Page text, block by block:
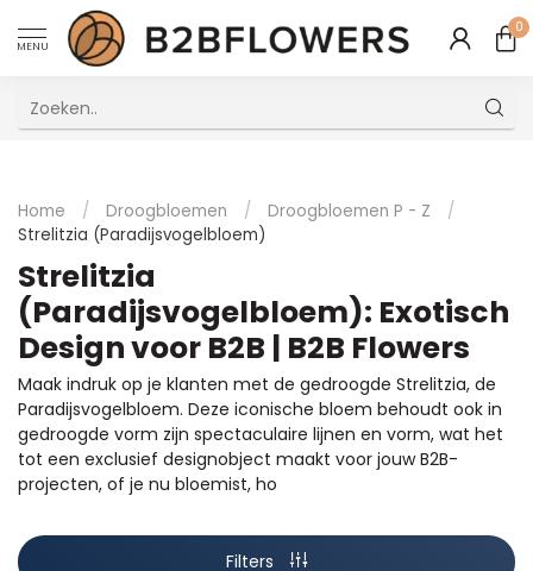
MENU
0
Home / Droogbloemen / Droogbloemen P - Z
/
Strelitzia (Paradijsvogelbloem)
Strelitzia
(Paradijsvogelbloem): Exotisch
Design voor B2B | B2B Flowers
Maak indruk op je klanten met de gedroogde Strelitzia, de
Paradijsvogelbloem. Deze iconische bloem behoudt ook in
gedroogde vorm zijn spectaculaire lijnen en vorm, wat het
tot een exclusief designobject maakt voor jouw B2B-
projecten, of je nu bloemist, ho
Filters